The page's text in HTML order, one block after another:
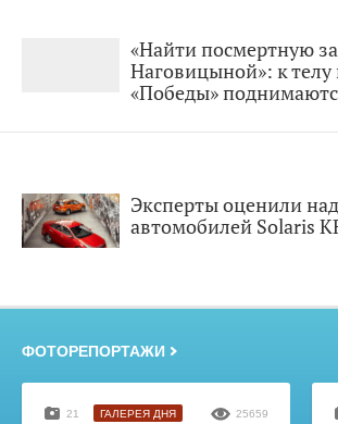
«Найти посмертную
Наговицыной»: к телу
«Победы»
Эксперты оценили
автомобилей Solaris
ФОТОРЕПОРТАЖИ
21 ГАЛЕРЕЯ ДНЯ 25659